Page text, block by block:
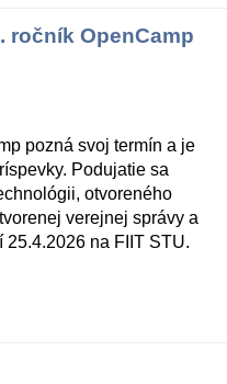
ročník OpenCamp
pozná svoj termín a je
Podujatie sa
otvoreného
verejnej správy a
na FIIT STU.